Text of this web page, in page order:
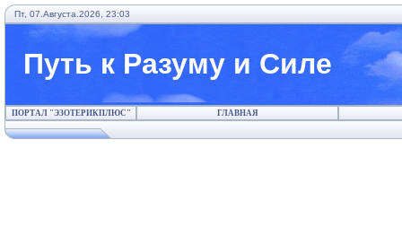
Пт, 07.Августа.2026, 23:03
Путь к Разуму и Силе
ПОРТАЛ "ЭЗОТЕРИКПЛЮС" ГЛАВНАЯ